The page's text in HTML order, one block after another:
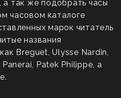
так же подобрать часы
часовом каталоге
марок читатель
названия
Breguet, Ulysse Nardin,
Patek Philippe, а